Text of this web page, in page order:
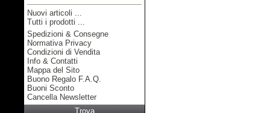
Nuovi articoli ...
Tutti i prodotti ...
Informazioni
Spedizioni & Consegne
Normativa Privacy
Condizioni di Vendita
Info & Contatti
Mappa del Sito
Buono Regalo F.A.Q.
Buoni Sconto
Cancella Newsletter
Trova